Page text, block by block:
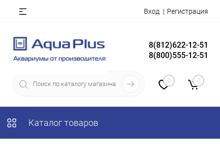
Вход Регистрация
8(812)622-12-51
8(800)555-12-51
0 0
Каталог товаров